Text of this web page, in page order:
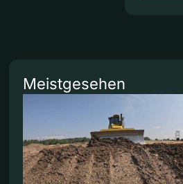
Meistgesehen